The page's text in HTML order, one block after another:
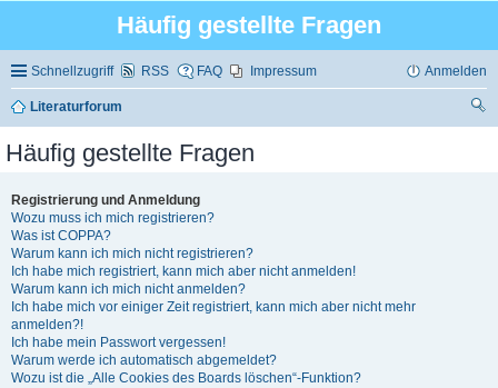
Häufig gestellte Fragen
Schnellzugriff RSS FAQ Impressum Anmelden
Literaturforum
Häufig gestellte Fragen
Registrierung und Anmeldung
Wozu muss ich mich registrieren?
Was ist COPPA?
Warum kann ich mich nicht registrieren?
Ich habe mich registriert, kann mich aber nicht anmelden!
Warum kann ich mich nicht anmelden?
Ich habe mich vor einiger Zeit registriert, kann mich aber nicht mehr
anmelden?!
Ich habe mein Passwort vergessen!
Warum werde ich automatisch abgemeldet?
Wozu ist die „Alle Cookies des Boards löschen“-Funktion?